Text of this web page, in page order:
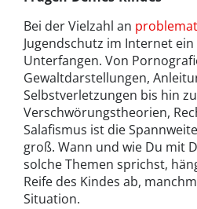
Bei der Vielzahl an
Jugendschutz im Internet
Unterfangen. Von
Gewaltdarstellungen,
Selbstverletzungen bis hin zu
Verschwörungstheorien,
Salafismus ist die
groß. Wann und wie Du mit
solche Themen sprichst,
Reife des Kindes ab,
Situation.